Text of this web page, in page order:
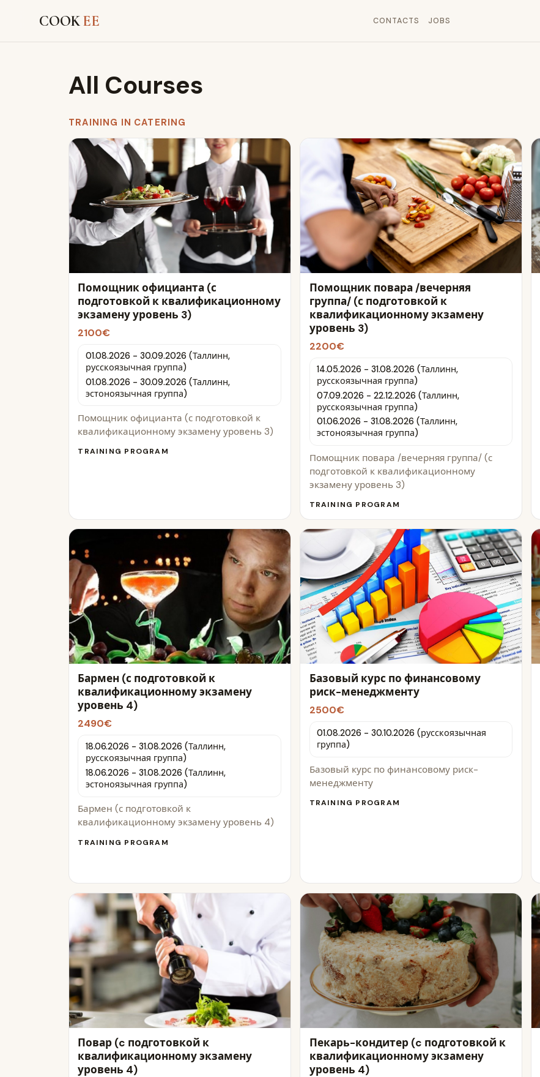
COOKEE CONTACTS JOBS
All Courses
TRAINING IN CATERING
Помощник официанта (с
подготовкой к квалификационному
экзамену уровень 3)
2100€
01.08.2026 - 30.09.2026 (Таллинн,
русскоязычная группа)
01.08.2026 - 30.09.2026 (Таллинн,
эстоноязычная группа)
Помощник официанта (с подготовкой к
квалификационному экзамену уровень 3)
TRAINING PROGRAM
Помощник повара /вечерняя
группа/ (с подготовкой к
квалификационному экзамену
уровень 3)
2200€
14.05.2026 - 31.08.2026 (Таллинн,
русскоязычная группа)
07.09.2026 - 22.12.2026 (Таллинн,
русскоязычная группа)
01.06.2026 - 31.08.2026 (Таллинн,
эстоноязычная группа)
Помощник повара /вечерняя группа/ (с
подготовкой к квалификационному
экзамену уровень 3)
TRAINING PROGRAM
Бармен (с подготовкой к
квалификационному экзамену
уровень 4)
2490€
18.06.2026 - 31.08.2026 (Таллинн,
русскоязычная группа)
18.06.2026 - 31.08.2026 (Таллинн,
эстоноязычная группа)
Бармен (с подготовкой к
квалификационному экзамену уровень 4)
TRAINING PROGRAM
Базовый курс по финансовому
риск-менеджменту
2500€
01.08.2026 - 30.10.2026 (русскоязычная
группа)
Базовый курс по финансовому риск-
менеджменту
TRAINING PROGRAM
Повар (c подготовкой к
квалификационному экзамену
уровень 4)
Пекарь-кондитер (c подготовкой к
квалификационному экзамену
уровень 4)